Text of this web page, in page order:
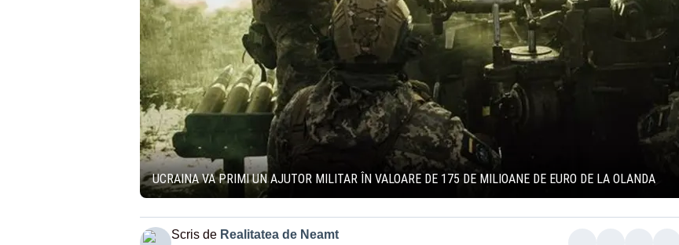
UCRAINA VA PRIMI UN AJUTOR MILITAR ÎN VALOARE DE 175 DE MILIOANE DE EURO DE LA OLANDA
Scris de Realitatea de Neamt